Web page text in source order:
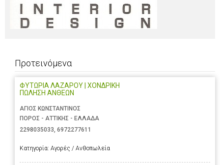
Προτεινόμενα
ΦΥΤΩΡΙΑ ΛΑΖΑΡΟΥ | ΧΟΝΔΡΙΚΗ
ΠΩΛΗΣΗ ΑΝΘΕΩΝ
ΑΓΙΟΣ ΚΩΝΣΤΑΝΤΙΝΟΣ
ΠΟΡΟΣ - ΑΤΤΙΚΗΣ - ΕΛΛΑΔΑ
2298035033, 6972277611
Κατηγορία: Αγορές / Ανθοπωλεία